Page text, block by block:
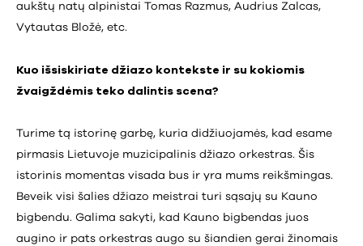
aukštų natų alpinistai Tomas Razmus, Audrius Zalcas,
Vytautas Bložė, etc.
Kuo išsiskiriate džiazo kontekste ir su kokiomis
žvaigždėmis teko dalintis scena?
Turime tą istorinę garbę, kuria didžiuojamės, kad esame
pirmasis Lietuvoje muzicipalinis džiazo orkestras. Šis
istorinis momentas visada bus ir yra mums reikšmingas.
Beveik visi šalies džiazo meistrai turi sąsajų su Kauno
bigbendu. Galima sakyti, kad Kauno bigbendas juos
augino ir pats orkestras augo su šiandien gerai žinomais